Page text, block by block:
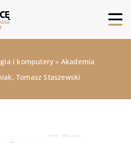
i komputery » Akademia
Tomasz Staszewski